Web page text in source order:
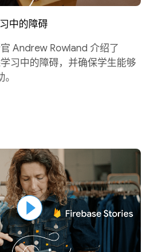
中的障碍
Andrew Rowland 介绍了
习中的障碍，并确保学生能够